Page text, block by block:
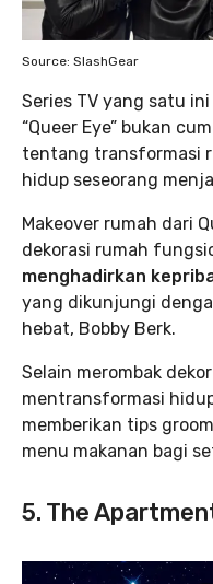
Source: SlashGear
Series TV yang satu
“Queer Eye” bukan
tentang transformasi
hidup seseorang
Makeover rumah dari
dekorasi rumah
menghadirkan
yang dikunjungi
hebat, Bobby Berk.
Selain merombak
mentransformasi
memberikan tips
menu makanan bagi
5. The